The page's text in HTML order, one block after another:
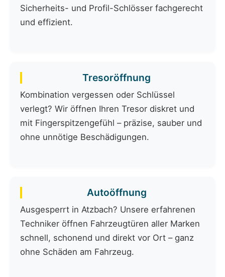
Sicherheits- und Profil-Schlösser fachgerecht
und effizient.
Tresoröffnung
Kombination vergessen oder Schlüssel
verlegt? Wir öffnen Ihren Tresor diskret und
mit Fingerspitzengefühl – präzise, sauber und
ohne unnötige Beschädigungen.
Autoöffnung
Ausgesperrt in Atzbach? Unsere erfahrenen
Techniker öffnen Fahrzeugtüren aller Marken
schnell, schonend und direkt vor Ort – ganz
ohne Schäden am Fahrzeug.